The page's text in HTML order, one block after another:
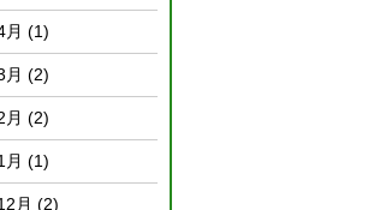
月 (1)
月 (2)
月 (2)
月 (1)
月 (2)